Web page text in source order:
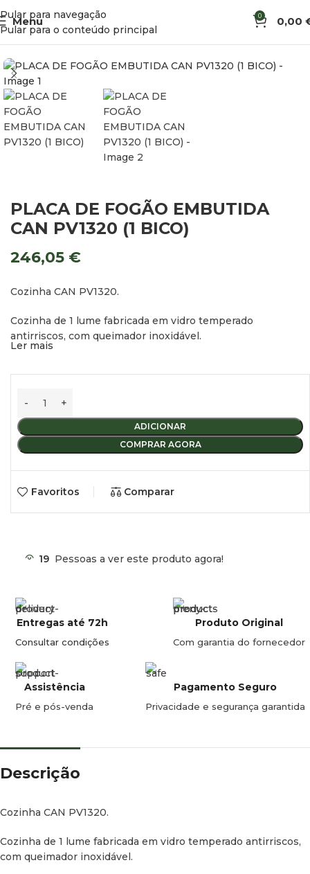
Pular para navegação
Pular para o conteúdo principal
Menu 0 0,00
Início Cozinha Fogões, Bancas e Fornos
PLACA DE FOGÃO EMBUTIDA
CAN PV1320 (1 BICO)
246,05 €
Cozinha CAN PV1320.
Cozinha de 1 lume fabricada em vidro temperado
antirriscos, com queimador inoxidável.
Ler mais
ADICIONAR
COMPRAR AGORA
Favoritos Comparar
19 Pessoas a ver este produto agora!
Entregas até 72h
Consultar condições
Produto Original
Com garantia do fornecedor
Assistência
Pré e pós-venda
Pagamento Seguro
Privacidade e segurança garantida
Descrição
Cozinha CAN PV1320.
Cozinha de 1 lume fabricada em vidro temperado antirriscos,
com queimador inoxidável.